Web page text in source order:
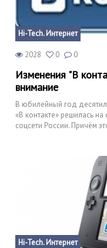
Hi-Tech. Интернет
2028 0 0
Изменения "В
внимание
В юбилейный год
«В контакте» решилась
соцсети России. Причём
Hi-Tech. Интернет